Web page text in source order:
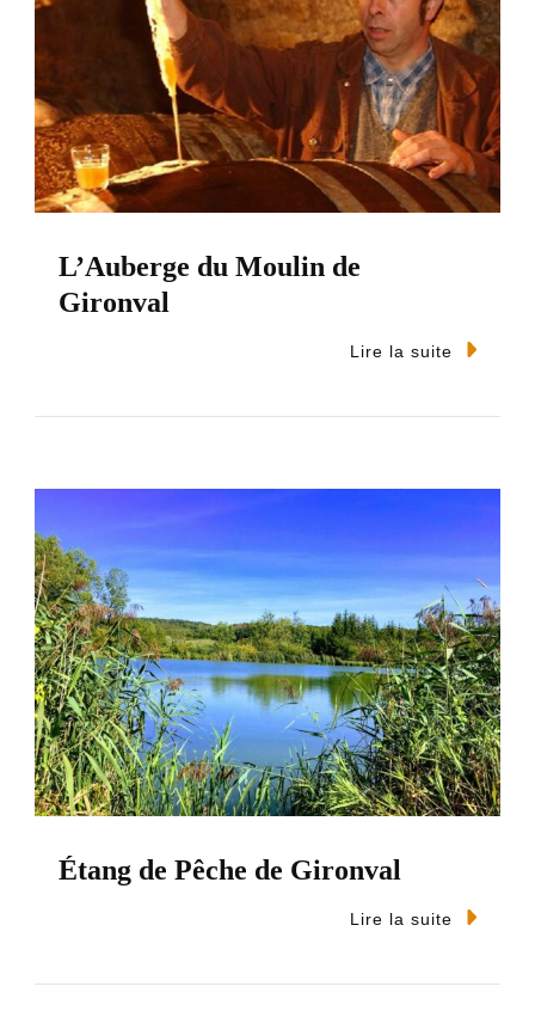
L’Auberge du Moulin de
Gironval
Lire la suite
Étang de Pêche de Gironval
Lire la suite